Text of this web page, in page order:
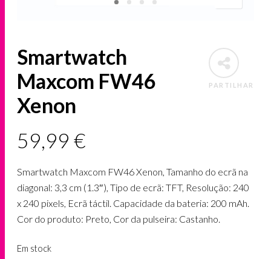
PARTILHAR
Smartwatch
Maxcom FW46
Xenon
59,99€
Smartwatch Maxcom FW46 Xenon, Tamanho do ecrã na
diagonal: 3,3 cm (1.3″), Tipo de ecrã: TFT, Resolução: 240
x 240 pixels, Ecrã táctil. Capacidade da bateria: 200 mAh.
Cor do produto: Preto, Cor da pulseira: Castanho.
Em stock